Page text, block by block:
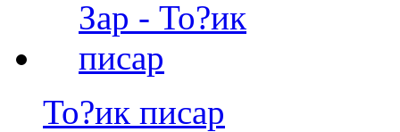
То?ик писар